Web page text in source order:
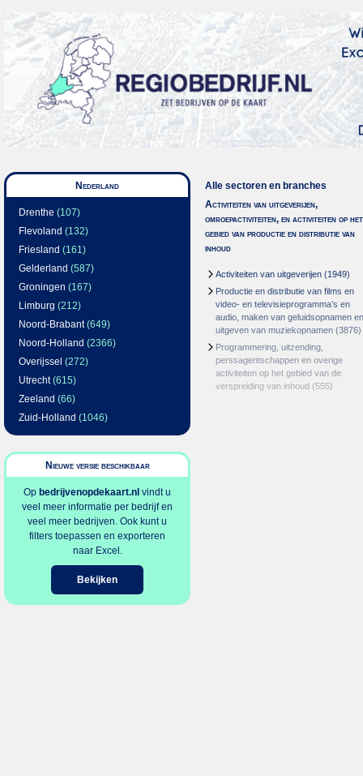
Nederland
Drenthe (107)
Flevoland (132)
Friesland (161)
Gelderland (587)
Groningen (167)
Limburg (212)
Noord-Brabant(649)
Noord-Holland (2366)
Overijssel (272)
Utrecht(615)
Zeeland (66)
Zuid-Holland (1046)
Nieuwe versie beschikbaar
Op bedrijvenopdekaart.nl vindt u
veel meer informatie per bedrijf en
veel meer bedrijven. Ook kunt u
filters toepassen en exporteren
naar Excel.
Bekijken
Alle sectoren en branches
Activiteiten van uitgeverijen,
omroepactiviteiten, en activiteiten op het
gebied van productie en distributie van
inhoud
Activiteiten van uitgeverijen (1949)
Productie en distributie van films en
video- en televisieprogramma’s en
audio, maken van geluidsopnamen en
uitgeven van muziekopnamen (3876)
Programmering, uitzending,
perssagentschappen en overige
activiteiten op het gebied van de
verspreiding van inhoud (555)